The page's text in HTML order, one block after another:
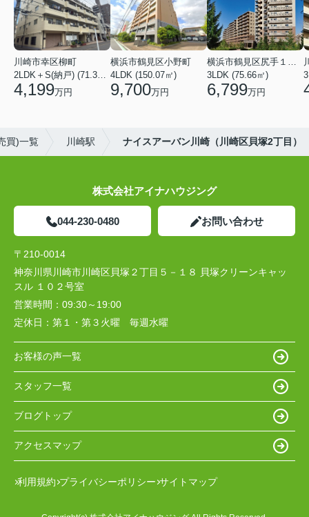
川崎市幸区柳町
4,199万円
横浜市鶴見区小野町
4LDK (150.07㎡)
9,700万円
3LDK (75.66㎡)
6,799万円
買)一覧 川崎駅 ナイスアーバン川崎（川崎区貝塚2丁目）
株式会社アイナハウジング
044-230-0480 お問い合わせ
〒210-0014
神奈川県川崎市川崎区貝塚２丁目５－１８ 貝塚クリーンキャッ
スル １０２号室
営業時間： 09:30～19:00
定休日： 第１・第３火曜 毎週水曜
お客様の声一覧
スタッフ一覧
ブログトップ
アクセスマップ
利用規約 プライバシーポリシー サイトマップ